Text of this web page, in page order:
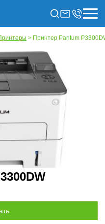
> Принтер Pantum